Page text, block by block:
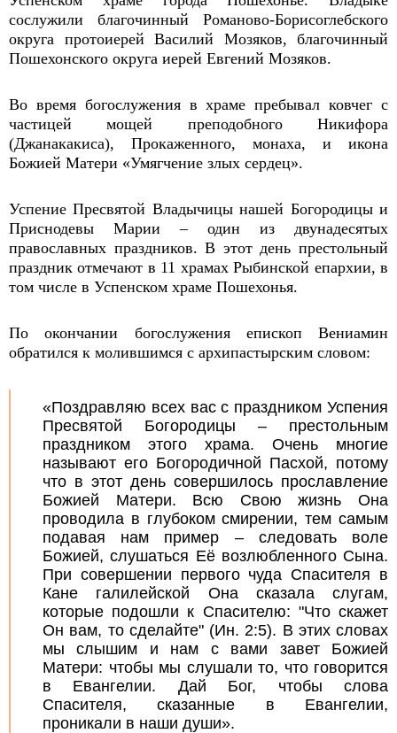
сослужили благочинный Романово-Борисоглебского
округа протоиерей Василий Мозяков, благочинный
Пошехонского округа иерей Евгений Мозяков.
Во время богослужения в храме пребывал ковчег с
частицей мощей преподобного Никифора
(Джанакакиса), Прокаженного, монаха, и икона
Божией Матери «Умягчение злых сердец».
Успение Пресвятой Владычицы нашей Богородицы и
Приснодевы Марии – один из двунадесятых
православных праздников. В этот день престольный
праздник отмечают в 11 храмах Рыбинской епархии, в
том числе в Успенском храме Пошехонья.
По окончании богослужения епископ Вениамин
обратился к молившимся с архипастырским словом:
«Поздравляю всех вас с праздником Успения
Пресвятой Богородицы – престольным
праздником этого храма. Очень многие
называют его Богородичной Пасхой, потому
что в этот день совершилось прославление
Божией Матери. Всю Свою жизнь Она
проводила в глубоком смирении, тем самым
подавая нам пример – следовать воле
Божией, слушаться Её возлюбленного Сына.
При совершении первого чуда Спасителя в
Кане галилейской Она сказала слугам,
которые подошли к Спасителю: "Что скажет
Он вам, то сделайте" (Ин. 2:5). В этих словах
мы слышим и нам с вами завет Божией
Матери: чтобы мы слушали то, что говорится
в Евангелии. Дай Бог, чтобы слова
Спасителя, сказанные в Евангелии,
проникали в наши души».